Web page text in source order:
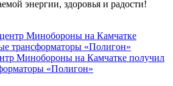
энергии, здоровья и радости!
Минобороны на Камчатке получил
«Полигон»